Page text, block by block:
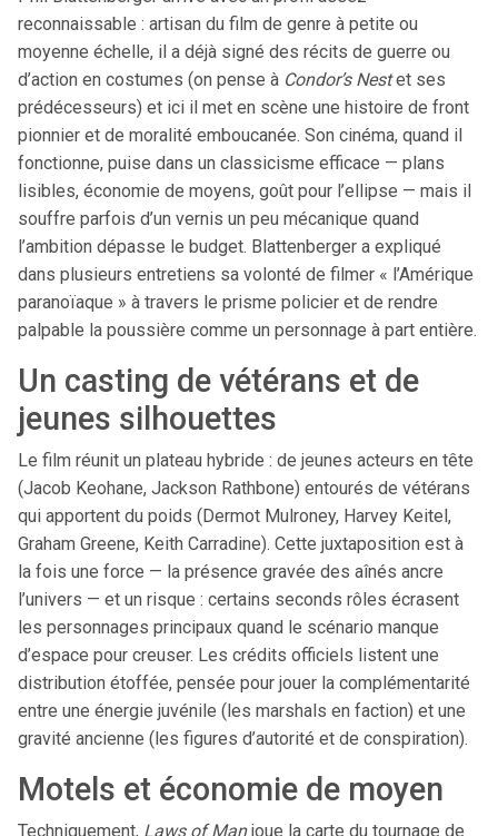
reconnaissable : artisan du film de genre à petite ou
moyenne échelle, il a déjà signé des récits de guerre ou
d’action en costumes (on pense à Condor’s Nestet ses
prédécesseurs) et ici il met en scène une histoire de front
pionnier et de moralité emboucanée. Son cinéma, quand il
fonctionne, puise dans un classicisme efficace — plans
lisibles, économie de moyens, goût pour l’ellipse — mais il
souffre parfois d’un vernis un peu mécanique quand
l’ambition dépasse le budget. Blattenberger a expliqué
dans plusieurs entretiens sa volonté de filmer « l’Amérique
paranoïaque » à travers le prisme policier et de rendre
palpable la poussière comme un personnage à part entière.
Un casting de vétérans et de
jeunes silhouettes
Le film réunit un plateau hybride : de jeunes acteurs en tête
(Jacob Keohane, Jackson Rathbone) entourés de vétérans
qui apportent du poids (Dermot Mulroney, Harvey Keitel,
Graham Greene, Keith Carradine). Cette juxtaposition est à
la fois une force — la présence gravée des aînés ancre
l’univers — et un risque : certains seconds rôles écrasent
les personnages principaux quand le scénario manque
d’espace pour creuser. Les crédits officiels listent une
distribution étoffée, pensée pour jouer la complémentarité
entre une énergie juvénile (les marshals en faction) et une
gravité ancienne (les figures d’autorité et de conspiration).
Motels et économie de moyen
Techniquement, Laws of Manjoue la carte du tournage de